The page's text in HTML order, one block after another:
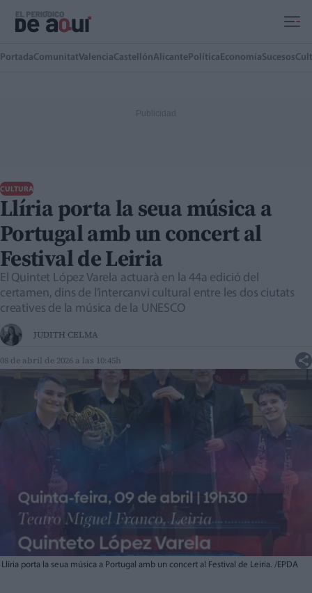
PortadaComunitatValenciaCastellónAlicante Política EconomíaSucesos
CULTURA
Llíria porta la seua música a
Portugal amb un concert al
Festival de Leiria
El Quintet López Varela actuarà en la 44a edició del
certamen, dins de l’intercanvi cultural entre les dos ciutats
creatives de la música de la UNESCO
JUDITH CELMA
08 de abril de 2026 a las 10:45h
Llíria porta la seua música a Portugal amb un concert al Festival de Leiria. /EPDA